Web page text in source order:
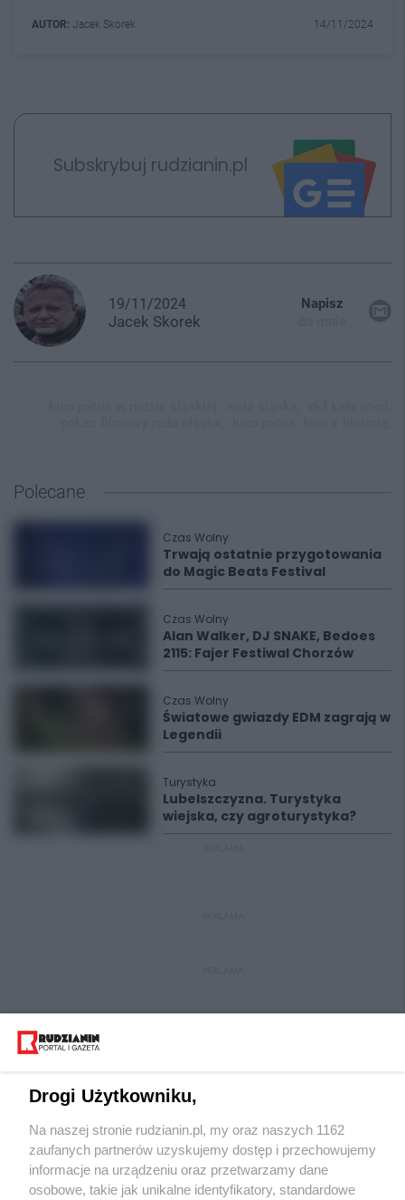
AUTOR: Jacek Skorek 14/11/2024
Subskrybuj rudzianin.pl
19/11/2024
Jacek Skorek
Napisz
Polecane
Czas Wolny
Trwają ostatnie przygotowania
do Magic Beats Festival
Czas Wolny
Alan Walker, DJ SNAKE, Bedoes
2115: Fajer Festiwal Chorzów
Czas Wolny
Światowe gwiazdy EDM zagrają w
Legendii
Turystyka
Lubelszczyzna. Turystyka
wiejska, czy agroturystyka?
Wydawca mediów lokalnych
Drogi Użytkowniku,
Na naszej stronie rudzianin.pl, my oraz naszych 1162
zaufanych partnerów uzyskujemy dostęp i przechowujemy
informacje na urządzeniu oraz przetwarzamy dane
osobowe, takie jak unikalne identyfikatory, standardowe